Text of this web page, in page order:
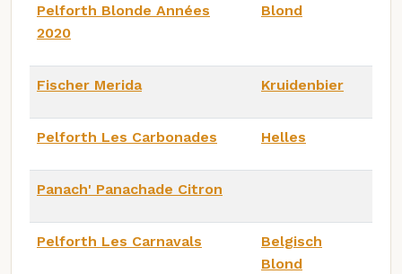
Pelforth Blonde Années
2020
Blond
Fischer Merida Kruidenbier
Pelforth Les Carbonades Helles
Panach' Panachade Citron
Pelforth Les Carnavals
Belgisch
Blond